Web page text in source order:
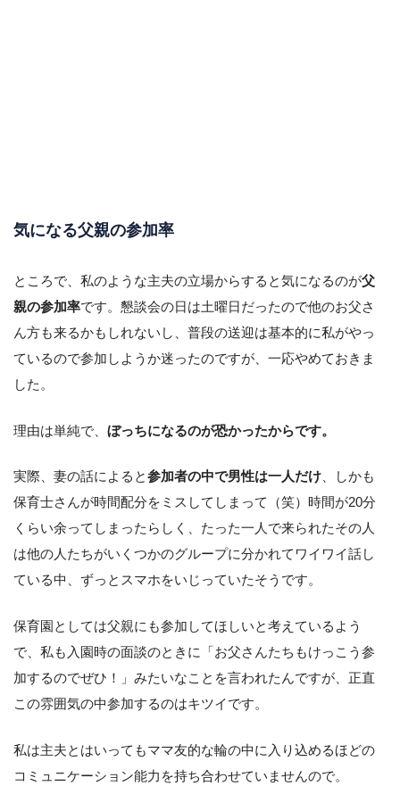
気になる父親の参加率
ところで、私のような主夫の立場からすると気になるのが父
親の参加率です。懇談会の日は土曜日だったので他のお父さ
ん方も来るかもしれないし、普段の送迎は基本的に私がやっ
ているので参加しようか迷ったのですが、一応やめておきま
した。
理由は単純で、 ぼっちになるのが恐かったからです。
実際、妻の話によると参加者の中で男性は一人だけ 、しかも
保育士さんが時間配分をミスしてしまって（笑）時間が20分
くらい余ってしまったらしく、たった一人で来られたその人
は他の人たちがいくつかのグループに分かれてワイワイ話し
ている中、ずっとスマホをいじっていたそうです。
保育園としては父親にも参加してほしいと考えているよう
で、私も入園時の面談のときに「お父さんたちもけっこう参
加するのでぜひ！」みたいなことを言われたんですが、正直
この雰囲気の中参加するのはキツイです。
私は主夫とはいってもママ友的な輪の中に入り込めるほどの
コミュニケーション能力を持ち合わせていませんので。